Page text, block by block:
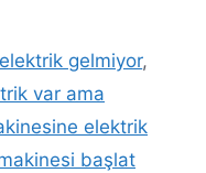
gelmiyor,
var ama
elektrik
başlat